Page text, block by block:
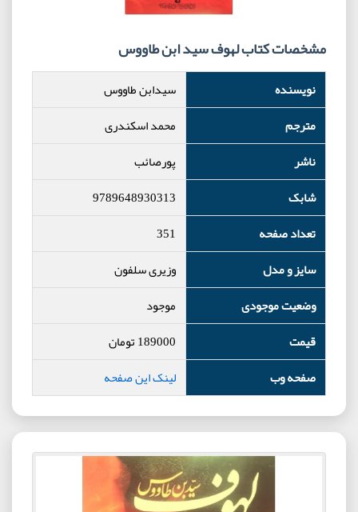
مشخصات کتاب لهوف سید ابن طاووس
نویسنده
سیدابن طاووس
مترجم
محمد اسکندری
ناشر
پورصائب
شابک
9789648930313
تعداد صفحه
351
سایز و مدل
وزیری سلفون
وضعیت موجودی
موجود
قیمت
189000تومان
صفحه وب
لینک این صفحه